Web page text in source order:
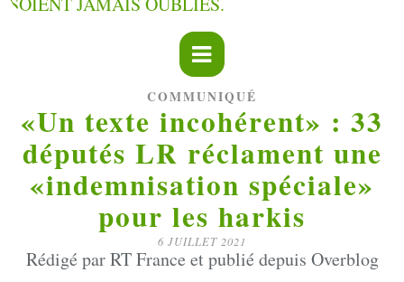
COMMUNIQUÉ
«Un texte incohérent» : 33
députés LR réclament une
«indemnisation spéciale»
pour les harkis
6 JUILLET 2021
Rédigé par RT France et publié depuis Overblog